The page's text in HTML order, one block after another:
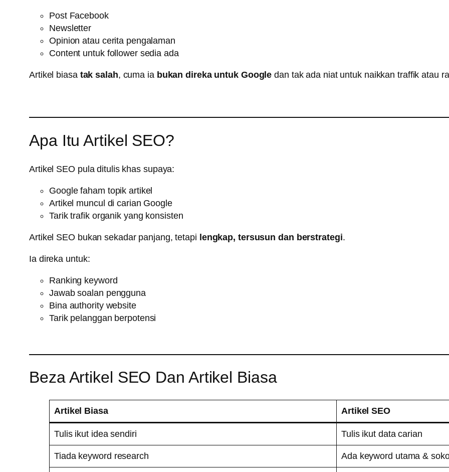
Post Facebook
Newsletter
Opinion atau cerita pengalaman
Content untuk follower sedia ada
Artikel biasa tak salah, cuma ia bukan direka untuk Google dan tak ada niat untuk naikkan traffik atau
Apa Itu Artikel SEO?
Artikel SEO pula ditulis khas supaya:
Google faham topik artikel
Artikel muncul di carian Google
Tarik trafik organik yang konsisten
Artikel SEO bukan sekadar panjang, tetapi lengkap, tersusun dan berstrategi.
Ia direka untuk:
Ranking keyword
Jawab soalan pengguna
Bina authority website
Tarik pelanggan berpotensi
Beza Artikel SEO Dan Artikel Biasa
Artikel Biasa Artikel SEO
Tulis ikut idea sendiri Tulis ikut data carian
Tiada keyword research Ada keyword utama &